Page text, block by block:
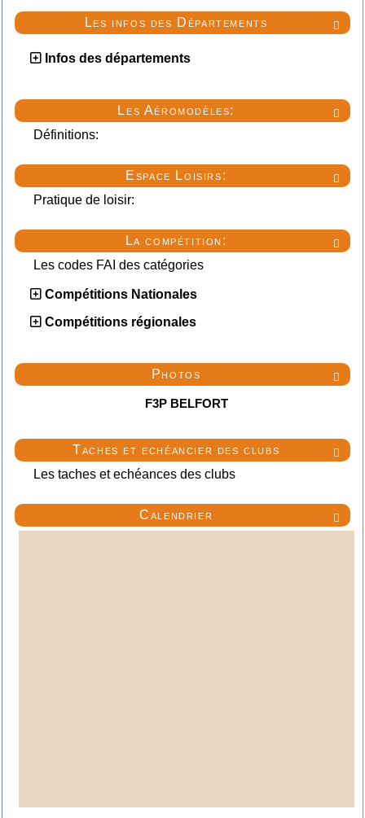

Les infos des Départements
Infos des départements

Les Aéromodèles:
Définitions:

Espace Loisirs:
Pratique de loisir:

La compétition:
Les codes FAI des catégories
Compétitions Nationales
Compétitions régionales

Photos
F3P BELFORT

Taches et echéancier des clubs
Les taches et echéances des clubs

Calendrier